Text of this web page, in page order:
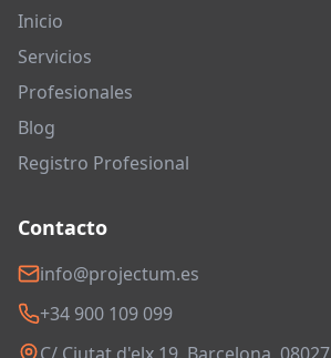
Inicio
Servicios
Profesionales
Blog
Registro Profesional
Contacto
info@projectum.es
+34 900 109 099